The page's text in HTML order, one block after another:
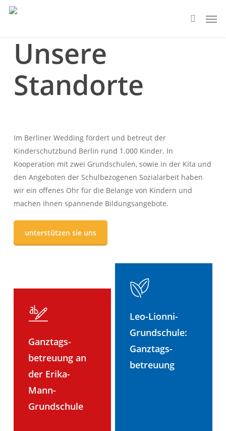
Skip
content
search
Unsere
Standorte
Im Berliner Wedding fördert und betreut der
Kinderschutzbund Berlin rund 1.000 Kinder. In
Kooperation mit zwei Grundschulen, sowie in der Kita und
den Angeboten der Schulbezogenen Sozialarbeit haben
wir ein offenes Ohr für die Belange von Kindern und
machen ihnen spannende Bildungsangebote.
unterstützen sie uns
Ganztags-
betreuung an
der Erika-
Mann-
Grundschule
Leo-Lionni-
Grundschule:
Ganztags-
betreuung